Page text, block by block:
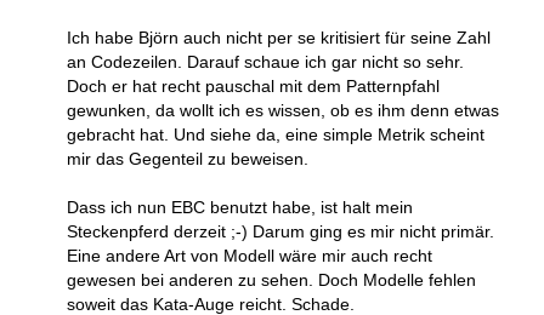
Ich habe Björn auch nicht per se kritisiert für seine Zahl
an Codezeilen. Darauf schaue ich gar nicht so sehr.
Doch er hat recht pauschal mit dem Patternpfahl
gewunken, da wollt ich es wissen, ob es ihm denn etwas
gebracht hat. Und siehe da, eine simple Metrik scheint
mir das Gegenteil zu beweisen.
Dass ich nun EBC benutzt habe, ist halt mein
Steckenpferd derzeit ;-) Darum ging es mir nicht primär.
Eine andere Art von Modell wäre mir auch recht
gewesen bei anderen zu sehen. Doch Modelle fehlen
soweit das Kata-Auge reicht. Schade.